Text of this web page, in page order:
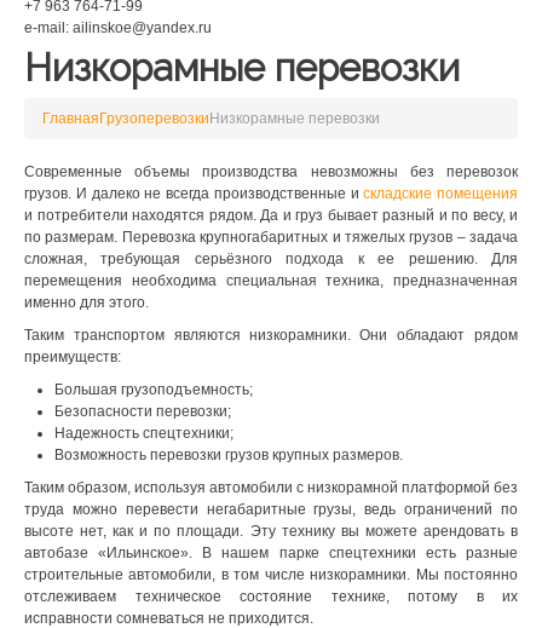
+7 963 764-71-99
e-mail: ailinskoe@yandex.ru
Низкорамные перевозки
Главная Грузоперевозки Низкорамные перевозки
Современные объемы производства невозможны без перевозок
грузов. И далеко не всегда производственные искладские помещения
и потребители находятся рядом. Да и груз бывает разный и по весу, и
по размерам. Перевозка крупногабаритных и тяжелых грузов – задача
сложная, требующая серьёзного подхода к ее решению. Для
перемещения необходима специальная техника, предназначенная
именно для этого.
Таким транспортом являются низкорамники. Они обладают рядом
преимуществ:
Большая грузоподъемность;
Безопасности перевозки;
Надежность спецтехники;
Возможность перевозки грузов крупных размеров.
Таким образом, используя автомобили с низкорамной платформой без
труда можно перевести негабаритные грузы, ведь ограничений по
высоте нет, как и по площади. Эту технику вы можете арендовать в
автобазе «Ильинское». В нашем парке спецтехники есть разные
строительные автомобили, в том числе низкорамники. Мы постоянно
отслеживаем техническое состояние технике, потому в их
исправности сомневаться не приходится.